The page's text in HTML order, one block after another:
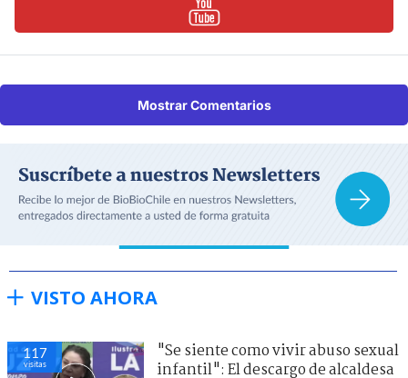
Mostrar Comentarios
VISTO AHORA
117
visitas
"Se siente como vivir abuso sexual
infantil": El descargo de alcaldesa